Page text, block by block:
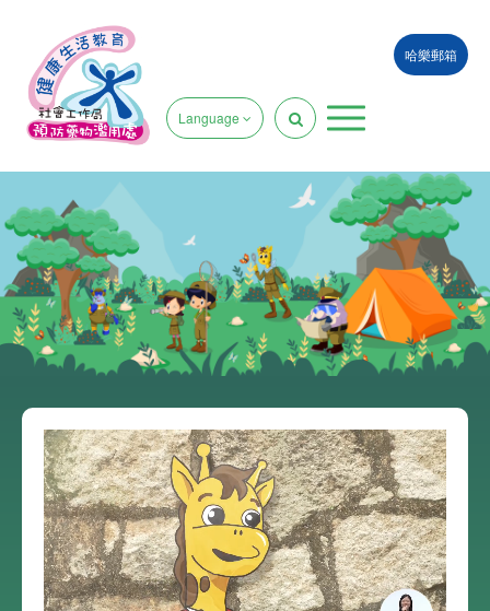
哈樂郵箱
Language